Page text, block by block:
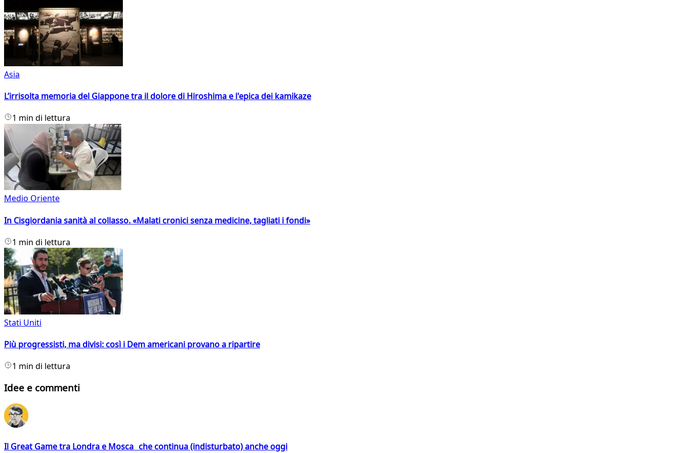
Asia
L’irrisolta memoria del Giappone tra il dolore di Hiroshima e l'epica dei kamikaze
1 min di lettura
Medio Oriente
In Cisgiordania sanità al collasso. «Malati cronici senza medicine, tagliati i fondi»
1 min di lettura
Stati Uniti
Più progressisti, ma divisi: così i Dem americani provano a ripartire
1 min di lettura
Idee e commenti
Il Great Game tra Londra e Mosca che continua (indisturbato) anche oggi